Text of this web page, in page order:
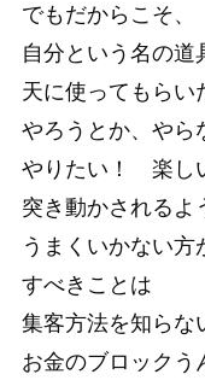
でもだからこそ、
自分という名の道
天に使ってもらい
やろうとか、やら
やりたい！ 楽し
突き動かされるよ
うまくいかない方
すべきことは
集客方法を知らな
お金のブロックう